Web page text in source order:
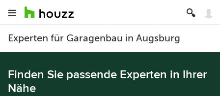
Experten für Garagenbau in Augsburg
Finden Sie passende Experten in Ihrer
Nähe